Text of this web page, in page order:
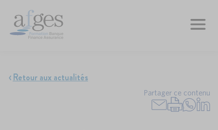
Retour aux actualités
Partager ce contenu